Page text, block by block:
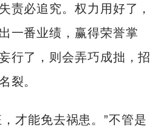
责必追究。权力用好了，
一番业绩，赢得荣誉掌
行了，则会弄巧成拙，招
裂。
才能免去祸患。”不管是